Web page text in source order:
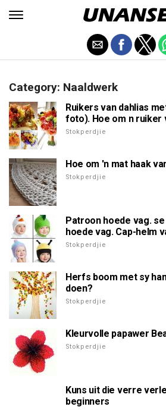
Category: Naaldwerk
Ruikers van dahlias
foto). Hoe om n ruiker
Stokperdjie
Hoe om 'n mat haak
Stokperdjie
Patroon hoede vag.
hoede vag. Cap-helm
Stokperdjie
Herfs boom met sy
doen?
Stokperdjie
Kleurvolle papawer
Stokperdjie
Kuns uit die verre
beginners